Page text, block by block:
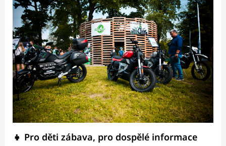
👧 Pro děti zábava, pro dospělé informace